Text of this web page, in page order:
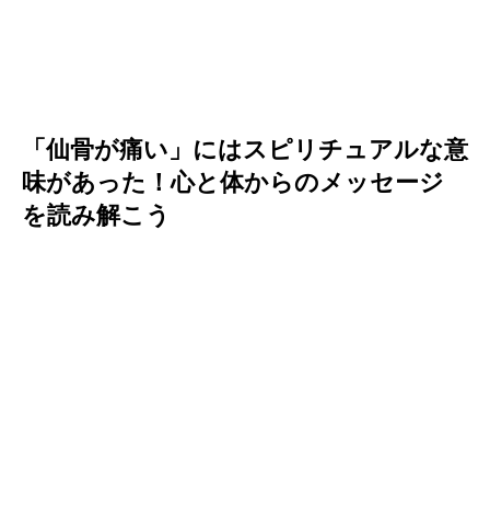
「仙骨が痛い」にはスピリチュアルな意
味があった！心と体からのメッセージ
を読み解こう